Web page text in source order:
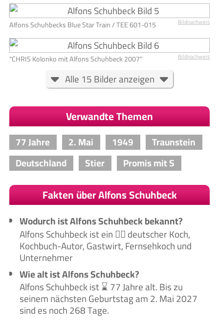
Bildnachweis
Alfons Schuhbecks Blue Star Train / TEE 601-015
Bildnachweis
"CHRIS Kolonko mit Alfons Schuhbeck 2007"
Alle 15 Bilder anzeigen
Verwandte Themen
77 Jahre 2. Mai 1949
Traunstein
Deutschland
Stier Promis mit S
Fakten über Alfons Schuhbeck
Wodurch ist Alfons Schuhbeck bekannt?
Alfons Schuhbeck ist ein 🙋‍♂️ deutscher Koch,
Kochbuch-Autor, Gastwirt, Fernsehkoch und
Unternehmer
Wie alt ist Alfons Schuhbeck?
Alfons Schuhbeck ist ⌛ 77 Jahre alt. Bis zu
seinem nächsten Geburtstag am 2. Mai 2027
sind es noch 268 Tage.